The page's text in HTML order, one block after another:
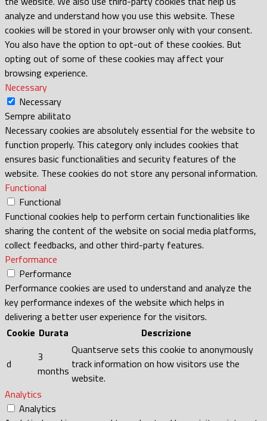
analyze and understand how you use this website. These
cookies will be stored in your browser only with your consent.
You also have the option to opt-out of these cookies. But
opting out of some of these cookies may affect your
browsing experience.
Necessary
Necessary
Sempre abilitato
Necessary cookies are absolutely essential for the website to
function properly. This category only includes cookies that
ensures basic functionalities and security features of the
website. These cookies do not store any personal information.
Functional
Functional
Functional cookies help to perform certain functionalities like
sharing the content of the website on social media platforms,
collect feedbacks, and other third-party features.
Performance
Performance
Performance cookies are used to understand and analyze the
key performance indexes of the website which helps in
delivering a better user experience for the visitors.
Cookie Durata Descrizione
d
3
months
Quantserve sets this cookie to anonymously
track information on how visitors use the
website.
Analytics
Analytics